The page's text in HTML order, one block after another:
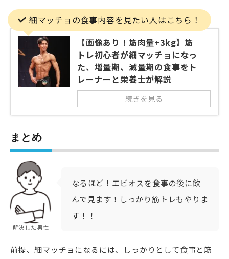
細マッチョの食事内容を見たい人はこちら！
【画像あり！筋肉量+3kg】筋
トレ初心者が細マッチョになっ
た、増量期、減量期の食事をト
レーナーと栄養士が解説
続きを見る
まとめ
解決した男性
なるほど！エビオスを食事の後に飲
んで見ます！しっかり筋トレもやりま
す！！
前提、細マッチョになるには、しっかりとして食事と筋